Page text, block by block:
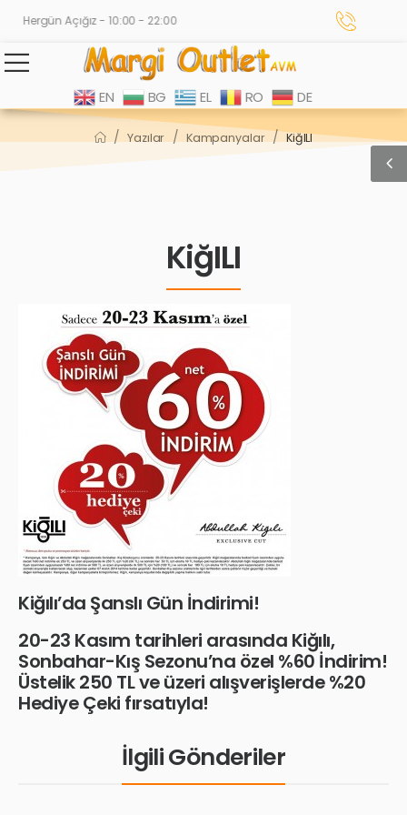
Hergün Açığız - 10:00 - 22:00
EN BG EL RO DE
/ Yazılar / Kampanyalar / KiğILI
KiğILI
Kiğılı’da Şanslı Gün İndirimi!
20-23 Kasım tarihleri arasında Kiğılı,
Sonbahar-Kış Sezonu’na özel %60 İndirim!
Üstelik 250 TL ve üzeri alışverişlerde %20
Hediye Çeki fırsatıyla!
İlgili Gönderiler